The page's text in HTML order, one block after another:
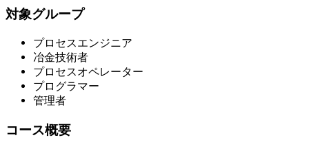
対象グループ
プロセスエンジニア
冶金技術者
プロセスオペレーター
プログラマー
管理者
コース概要